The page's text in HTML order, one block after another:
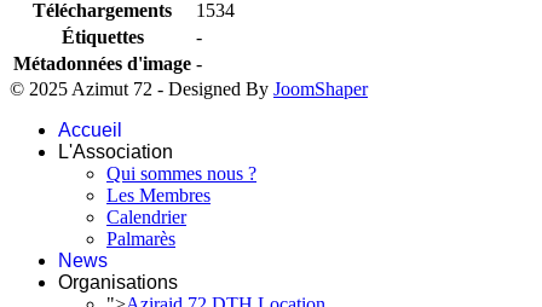
Téléchargements
1534
Étiquettes
-
Métadonnées d'image -
© 2025 Azimut 72 - Designed By JoomShaper
Accueil
L'Association
Qui sommes nous ?
Les Membres
Calendrier
Palmarès
News
Organisations